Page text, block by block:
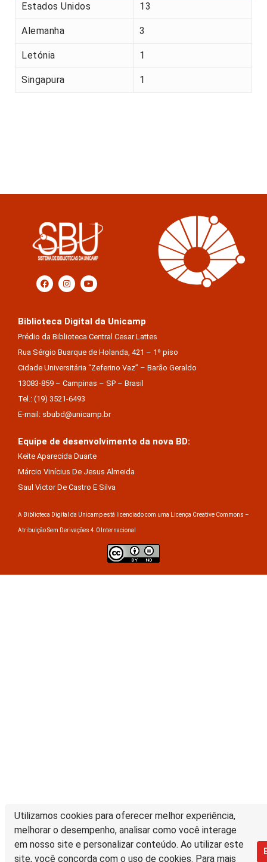
Utilizamos cookies para oferecer melhor experiência,
melhorar o desempenho, analisar como você interage
em nosso site e personalizar conteúdo. Ao utilizar este
site, você concorda com o uso de cookies. Para mais
Estados Unidos 13
Alemanha 3
Letónia 1
Singapura 1
Biblioteca Digital da Unicamp
Prédio da Biblioteca Central Cesar Lattes
Rua Sérgio Buarque de Holanda, 421 – 1º piso
Cidade Universitária “Zeferino Vaz” – Barão Geraldo
13083-859 – Campinas – SP – Brasil
Tel.: (19) 3521-6493
E-mail: sbubd@unicamp.br
Equipe de desenvolvimento da nova BD:
Keite Aparecida Duarte
Márcio Vinícius De Jesus Almeida
Saul Victor De Castro E Silva
A Biblioteca Digital da Unicamp está licenciado com uma Licença Creative Commons –
Atribuição Sem Derivações 4.0 Internacional